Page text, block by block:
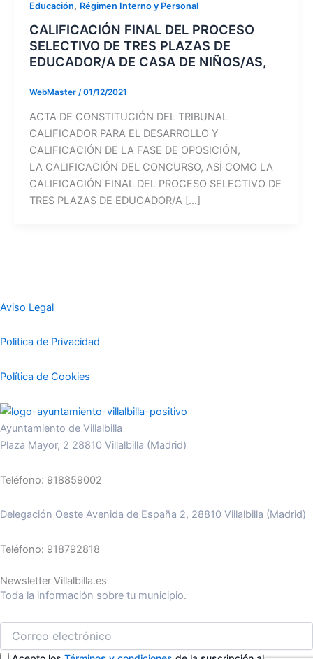
Educación, Régimen Interno y Personal
CALIFICACIÓN FINAL DEL PROCESO
SELECTIVO DE TRES PLAZAS DE
EDUCADOR/A DE CASA DE NIÑOS/AS,
WebMaster /01/12/2021
ACTA DE CONSTITUCIÓN DEL TRIBUNAL
CALIFICADOR PARA EL DESARROLLO Y
CALIFICACIÓN DE LA FASE DE OPOSICIÓN,
LA CALIFICACIÓN DEL CONCURSO, ASÍ COMO LA
CALIFICACIÓN FINAL DEL PROCESO SELECTIVO DE
TRES PLAZAS DE EDUCADOR/A […]
Aviso Legal
Politica de Privacidad
Política de Cookies
Ayuntamiento de Villalbilla
Plaza Mayor, 2 28810 Villalbilla (Madrid)
Teléfono: 918859002
Delegación Oeste Avenida de España 2, 28810 Villalbilla (Madrid)
Teléfono: 918792818
Newsletter Villalbilla.es
Toda la información sobre tu municipio.